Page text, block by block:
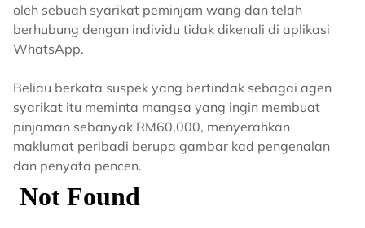
oleh sebuah syarikat peminjam wang dan telah
berhubung dengan individu tidak dikenali di aplikasi
WhatsApp.
Beliau berkata suspek yang bertindak sebagai agen
syarikat itu meminta mangsa yang ingin membuat
pinjaman sebanyak RM60,000, menyerahkan
maklumat peribadi berupa gambar kad pengenalan
dan penyata pencen.